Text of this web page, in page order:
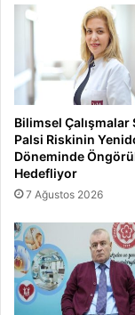
Bilimsel Çalışmalar
Palsi Riskinin
Döneminde
Hedefliyor
7 Ağustos 2026